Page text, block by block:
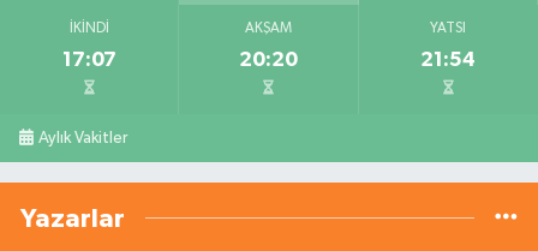
İKINDI
17:07
AKŞAM
20:20
YATSI
21:54
Aylık Vakitler
Yazarlar